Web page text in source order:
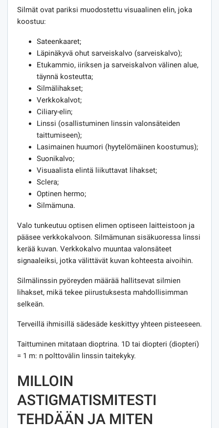
Silmät ovat pariksi muodostettu visuaalinen elin, joka
koostuu:
Sateenkaaret;
Läpinäkyvä ohut sarveiskalvo (sarveiskalvo);
Etukammio, iiriksen ja sarveiskalvon välinen alue,
täynnä kosteutta;
Silmälihakset;
Verkkokalvot;
Ciliary-elin;
Linssi (osallistuminen linssin valonsäteiden
taittumiseen);
Lasimainen huumori (hyytelömäinen koostumus);
Suonikalvo;
Visuaalista elintä liikuttavat lihakset;
Sclera;
Optinen hermo;
Silmämuna.
Valo tunkeutuu optisen elimen optiseen laitteistoon ja
pääsee verkkokalvoon. Silmämunan sisäkuoressa linssi
kerää kuvan. Verkkokalvo muuntaa valonsäteet
signaaleiksi, jotka välittävät kuvan kohteesta aivoihin.
Silmälinssin pyöreyden määrää hallitsevat silmien
lihakset, mikä tekee piirustuksesta mahdollisimman
selkeän.
Terveillä ihmisillä sädesäde keskittyy yhteen pisteeseen.
Taittuminen mitataan dioptrina. 1D tai diopteri (diopteri)
= 1 m: n polttovälin linssin taitekyky.
MILLOIN
ASTIGMATISMITESTI
TEHDÄÄN JA MITEN